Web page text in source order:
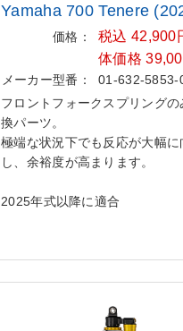
Yamaha 700 Tenere
価格：
税込 42,900
体価格
メーカー型番：
01-632-5853-
フロントフォークスプリングの
換パーツ。
極端な状況下でも反応が大幅に
し、余裕度が高まります。
2025年式以降に適合